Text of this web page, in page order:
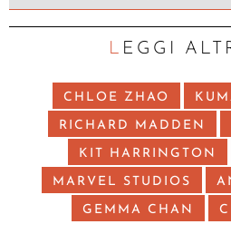
LEGGI
CHLOE ZHAO
RICHARD MADDEN
KIT HARRINGTON
MARVEL STUDIOS
GEMMA CHAN